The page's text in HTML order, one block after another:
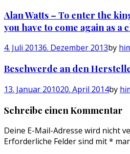
Alan Watts – To enter the
you have to come again as a
4. Juli 20136. Dezember 2013by
Beschwerde an den
13. Januar 201020. April 2014by
Schreibe einen Kommentar
Deine E-Mail-Adresse wird nicht
Erforderliche Felder sind mit*